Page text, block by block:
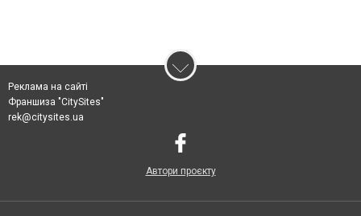
Реклама на сайті
Франшиза "CitySites"
rek@citysites.ua
Автори проєкту